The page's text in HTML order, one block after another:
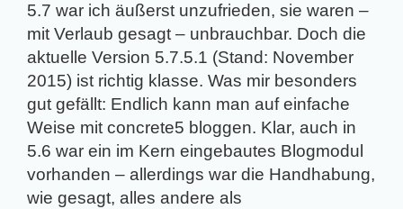
5.7 war ich äußerst unzufrieden, sie waren –
mit Verlaub gesagt – unbrauchbar. Doch die
aktuelle Version 5.7.5.1 (Stand: November
2015) ist richtig klasse. Was mir besonders
gut gefällt: Endlich kann man auf einfache
Weise mit concrete5 bloggen. Klar, auch in
5.6 war ein im Kern eingebautes Blogmodul
vorhanden – allerdings war die Handhabung,
wie gesagt, alles andere als